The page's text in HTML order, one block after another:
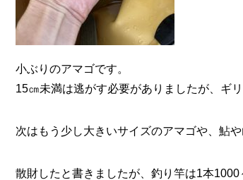
小ぶりのアマゴです。
15㎝未満は逃がす必要がありましたが、ギ
次はもう少し大きいサイズのアマゴや、鮎
散財したと書きましたが、釣り竿は1本